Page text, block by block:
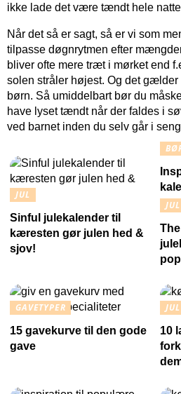
ikke lade det være tændt hele
Når det så er sagt, så er vi som
tilpasse døgnrytmen efter
bliver ofte mere træt i mørket end
solen stråler højest. Og det
børn. Så umiddelbart bør du
have lyset tændt når der faldes i
ved barnet inden du selv går i
JUL
Sinful julekalender til
kæresten gør julen hed &
sjov!
JUL
GAVETYPER
15 gavekurve til den gode
gave
JUL
10